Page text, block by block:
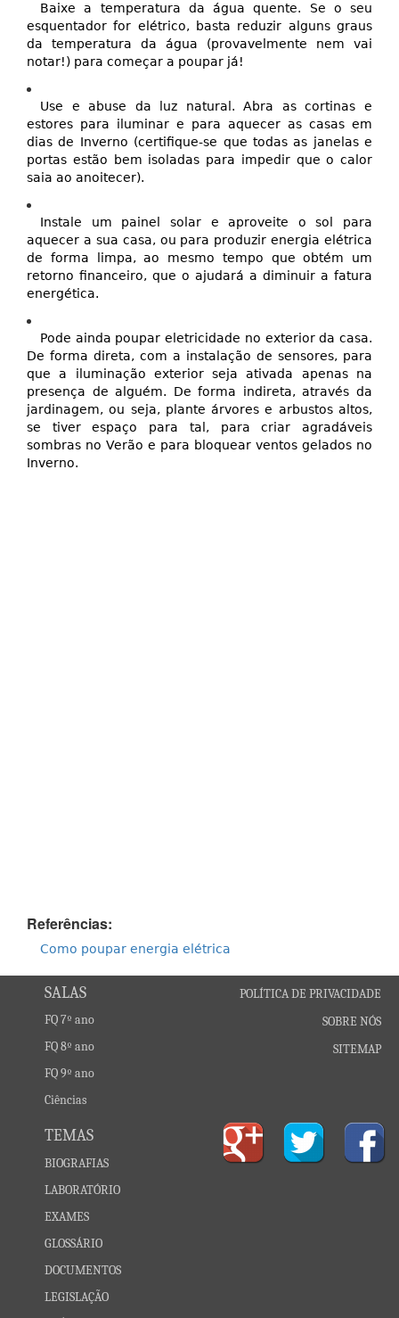
Baixe a temperatura da água quente. Se o seu
esquentador for elétrico, basta reduzir alguns graus
da temperatura da água (provavelmente nem vai
notar!) para começar a poupar já!
Use e abuse da luz natural. Abra as cortinas e
estores para iluminar e para aquecer as casas em
dias de Inverno (certifique-se que todas as janelas e
portas estão bem isoladas para impedir que o calor
saia ao anoitecer).
Instale um painel solar e aproveite o sol para
aquecer a sua casa, ou para produzir energia elétrica
de forma limpa, ao mesmo tempo que obtém um
retorno financeiro, que o ajudará a diminuir a fatura
energética.
Pode ainda poupar eletricidade no exterior da casa.
De forma direta, com a instalação de sensores, para
que a iluminação exterior seja ativada apenas na
presença de alguém. De forma indireta, através da
jardinagem, ou seja, plante árvores e arbustos altos,
se tiver espaço para tal, para criar agradáveis
sombras no Verão e para bloquear ventos gelados no
Inverno.
Referências:
Como poupar energia elétrica
SALAS
FQ 7º ano
FQ 8º ano
FQ 9º ano
Ciências
TEMAS
BIOGRAFIAS
LABORATÓRIO
EXAMES
GLOSSÁRIO
DOCUMENTOS
LEGISLAÇÃO
POLÍTICA DE PRIVACIDADE
SOBRE NÓS
SITEMAP